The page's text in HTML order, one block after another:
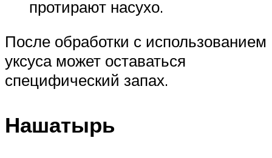
протирают насухо.
После обработки с использованием
уксуса может оставаться
специфический запах.
Нашатырь